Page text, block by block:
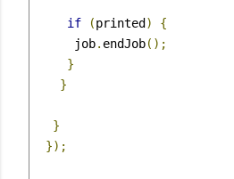
if (printed )
{
      job
. endJob();
}
}
}
});